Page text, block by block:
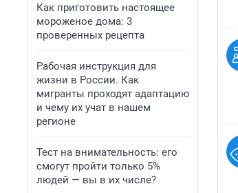
Как приготовить настоящее
мороженое дома: 3
проверенных рецепта
Рабочая инструкция для
жизни в России. Как
мигранты проходят адаптацию
и чему их учат в нашем
регионе
Тест на внимательность: его
смогут пройти только 5%
людей — вы в их числе?